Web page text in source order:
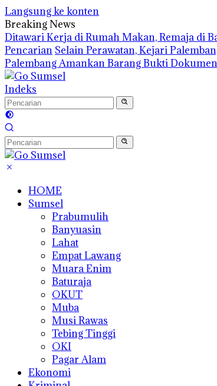
Langsung ke konten
Breaking News
Ditawari Kerja di Rumah Makan, Remaja di
Pencarian Selain Perawatan, Kejari
Palembang Amankan Barang Bukti
Indeks
HOME
Sumsel
Prabumulih
Banyuasin
Lahat
Empat Lawang
Muara Enim
Baturaja
OKUT
Muba
Musi Rawas
Tebing Tinggi
OKI
Pagar Alam
Ekonomi